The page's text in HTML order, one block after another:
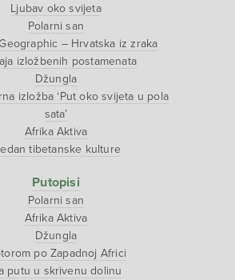
Ljubav oko svijeta
Polarni san
– Hrvatska iz zraka
izložbenih postamenata
Džungla
izložba ‘Put oko svijeta u pola
sata’
Afrika Aktiva
tibetanske kulture
Putopisi
Polarni san
Afrika Aktiva
Džungla
po Zapadnoj Africi
putu u skrivenu dolinu